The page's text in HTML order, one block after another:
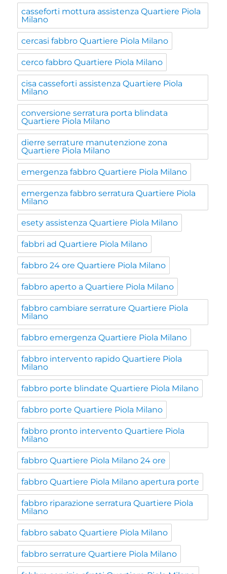
casseforti mottura assistenza Quartiere Piola
Milano
cercasi fabbro Quartiere Piola Milano
cerco fabbro Quartiere Piola Milano
cisa casseforti assistenza Quartiere Piola
Milano
conversione serratura porta blindata
Quartiere Piola Milano
dierre serrature manutenzione zona
Quartiere Piola Milano
emergenza fabbro Quartiere Piola Milano
emergenza fabbro serratura Quartiere Piola
Milano
esety assistenza Quartiere Piola Milano
fabbri ad Quartiere Piola Milano
fabbro 24 ore Quartiere Piola Milano
fabbro aperto a Quartiere Piola Milano
fabbro cambiare serrature Quartiere Piola
Milano
fabbro emergenza Quartiere Piola Milano
fabbro intervento rapido Quartiere Piola
Milano
fabbro porte blindate Quartiere Piola Milano
fabbro porte Quartiere Piola Milano
fabbro pronto intervento Quartiere Piola
Milano
fabbro Quartiere Piola Milano 24 ore
fabbro Quartiere Piola Milano apertura porte
fabbro riparazione serratura Quartiere Piola
Milano
fabbro sabato Quartiere Piola Milano
fabbro serrature Quartiere Piola Milano